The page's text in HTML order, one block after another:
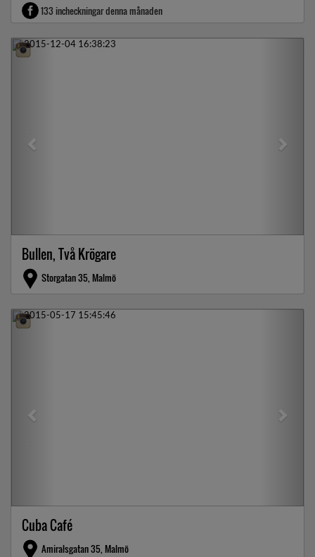
133 incheckningar denna månaden
Previous
Bullen, Två Krögare
Storgatan 35, Malmö
Previous
Cuba Café
Amiralsgatan 35, Malmö